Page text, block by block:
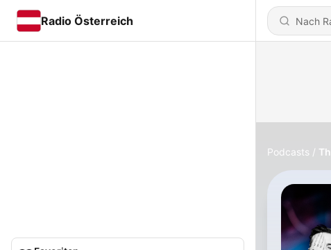
Radio Österreich
Podcasts